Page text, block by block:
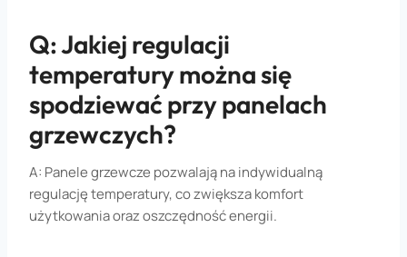
Q: Jakiej regulacji
temperatury można się
spodziewać przy panelach
grzewczych?
A: Panele grzewcze pozwalają na indywidualną
regulację temperatury, co zwiększa komfort
użytkowania oraz oszczędność energii.